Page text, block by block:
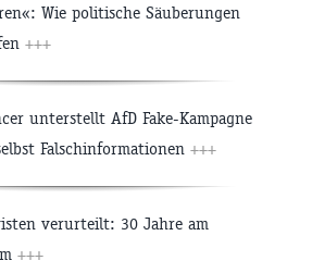
Wie politische Säuberungen
+++
unterstellt AfD Fake-Kampagne
Falschinformationen +++
verurteilt: 30 Jahre am
+++